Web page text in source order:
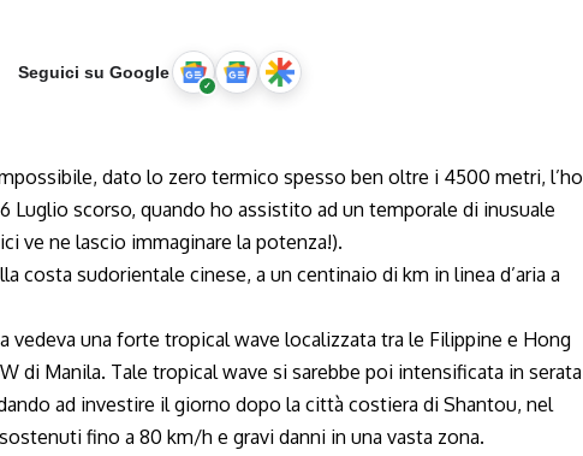
Seguici su Google
dato lo zero termico spesso ben oltre i 4500 metri, l’ho
Luglio scorso, quando ho assistito ad un temporale di inusuale
ve ne lascio immaginare la potenza!).
costa sudorientale cinese, a un centinaio di km in linea d’aria a
vedeva una forte tropical wave localizzata tra le Filippine e Hong
di Manila. Tale tropical wave si sarebbe poi intensificata in serata
ad investire il giorno dopo la città costiera di Shantou, nel
fino a 80 km/h e gravi danni in una vasta zona.